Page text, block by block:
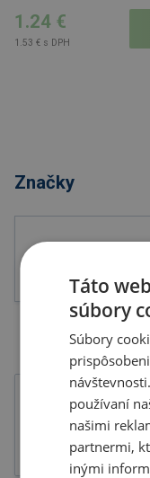
1.24 €
1.53 € s DPH
Značky
Tlačoviny
Táto
súbory
Súbory
používaní
našimi
partnermi,
inými